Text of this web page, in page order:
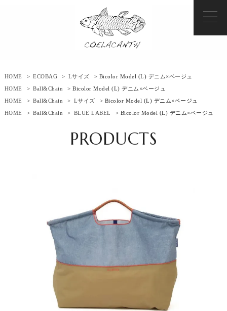
HOME > ECOBAG > Lサイズ
> Bicolor Model (L) デニム×ベージュ
HOME
> Ball&Chain
> Bicolor Model (L) デニム×ベージュ
HOME
> Ball&Chain > Lサイズ
> Bicolor Model (L) デニム×ベージュ
HOME
> Ball&Chain > BLUE LABEL > Bicolor Model (L) デニム×ベージュ
PRODUCTS